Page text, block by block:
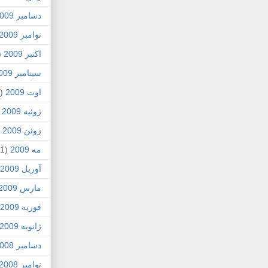
دسامبر 2009
نوامبر 2009
اکتبر 2009
سپتامبر 2009
اوت 2009
(2)
ژوئیه 2009
ژوئن 2009
مه 2009
(1)
آوریل 2009
مارس 2009
فوریه 2009
ژانویه 2009
دسامبر 2008
نوامبر 2008